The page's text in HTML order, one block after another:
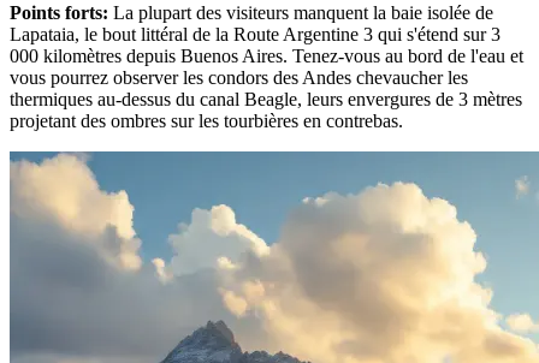
Points forts: La plupart des visiteurs manquent la baie isolée de
Lapataia, le bout littéral de la Route Argentine 3 qui s'étend sur 3
000 kilomètres depuis Buenos Aires. Tenez-vous au bord de l'eau et
vous pourrez observer les condors des Andes chevaucher les
thermiques au-dessus du canal Beagle, leurs envergures de 3 mètres
projetant des ombres sur les tourbières en contrebas.